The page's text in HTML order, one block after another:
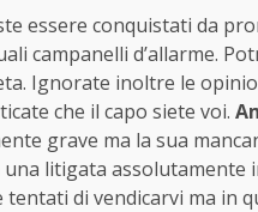
essere conquistati da
campanelli d’allarme.
Ignorate inoltre le
che il capo siete voi.
grave ma la sua
una litigata assolutamente
tentati di vendicarvi ma in